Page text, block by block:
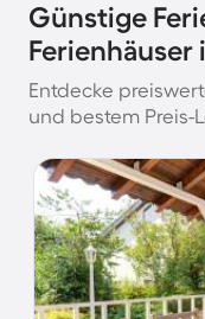
Günstige
Ferienhäuser
Entdecke
und bestem Preis-